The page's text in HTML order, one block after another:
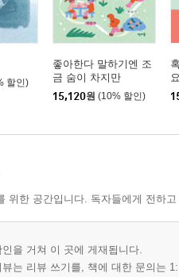
할인)
좋아한다 말하기엔 조
금 숨이 차지만
15,120원 (10% 할인)
위한 공간입니다. 독자들에게 전하
을 거쳐 이 곳에 게재됩니다.
는 리뷰 쓰기를, 책에 대한 문의는